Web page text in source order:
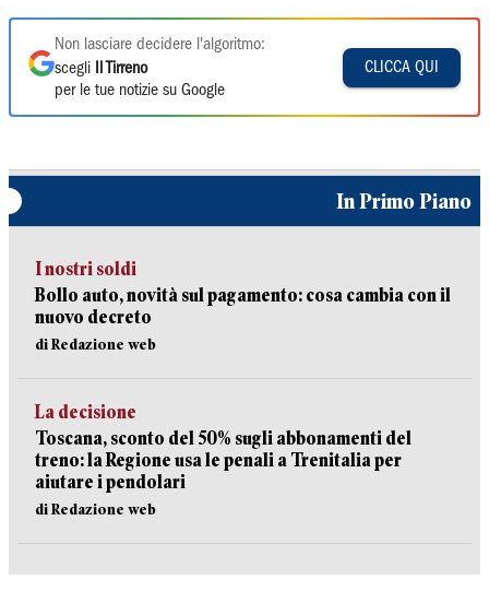
Non lasciare decidere l'algoritmo:
scegli
Il Tirreno
per le tue notizie su Google
CLICCA QUI
In Primo Piano
I nostri soldi
Bollo auto, novità sul pagamento: cosa cambia con il
nuovo decreto
di Redazione web
La decisione
Toscana, sconto del 50% sugli abbonamenti del
treno: la Regione usa le penali a Trenitalia per
aiutare i pendolari
di Redazione web